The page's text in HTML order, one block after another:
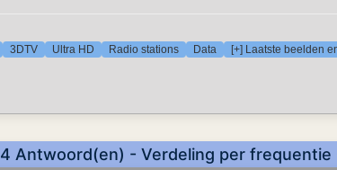
3DTV Ultra HD Radio stations Data [+] Laatste beelden
4 Antwoord(en) - Verdeling per